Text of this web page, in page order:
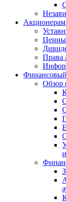
Права
Обзор